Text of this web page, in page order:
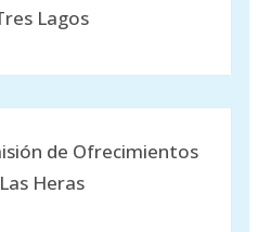
Lagos
de Ofrecimientos
Heras